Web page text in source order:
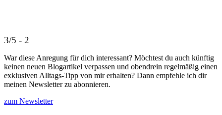
3/5 - 2
War diese Anregung für dich interessant? Möchtest du auch künftig
keinen neuen Blogartikel verpassen und obendrein regelmäßig einen
exklusiven Alltags-Tipp von mir erhalten? Dann empfehle ich dir
meinen Newsletter zu abonnieren.
zum Newsletter